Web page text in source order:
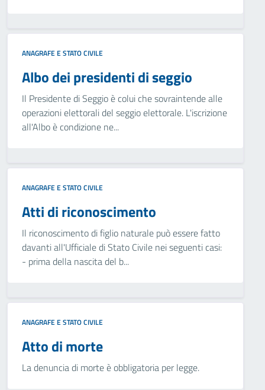
ANAGRAFE E STATO CIVILE
Albo dei presidenti di seggio
Il Presidente di Seggio è colui che sovraintende alle
operazioni elettorali del seggio elettorale. L'iscrizione
all'Albo è condizione ne...
ANAGRAFE E STATO CIVILE
Atti di riconoscimento
Il riconoscimento di figlio naturale può essere fatto
davanti all'Ufficiale di Stato Civile nei seguenti casi:
- prima della nascita del b...
ANAGRAFE E STATO CIVILE
Atto di morte
La denuncia di morte è obbligatoria per legge.